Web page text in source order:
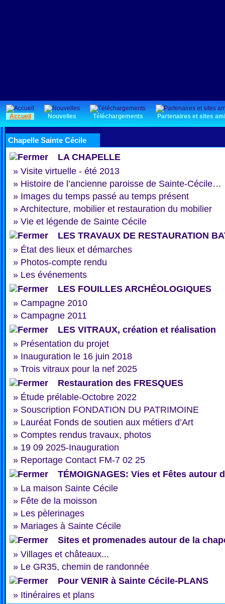
Accueil Nouvelles Téléchargements Partenaires et sites
Chapelle Sainte Cécile
LA CHAPELLE
» Visite virtuelle - été 2013
» Histoire de l’ancienne paroisse de Sainte-Cécile…
» Images du temps passé au temps présent
» Architecture, mobilier et restauration du mobilier
» Vie et légende de Sainte Cécile
LES TRAVAUX DE RESTAURATION
» État des lieux et démarches
» Photos-compte rendu
» Les événements
LES FOUILLES ARCHÉOLOGIQUES
» Campagne 2010
» Campagne 2011
LES VITRAUX, création et réalisation
» Présentation du projet
» Inauguration le 16 juin 2018
» Trois vitraux pour la nef 2025
Restauration des FRESQUES
» Étude prélable-Octobre 2022
» Souscription FONDATION DU PATRIMOINE
» Lauréat Fonds de soutien aux métiers d’Art
» Comptes rendus travaux, photos
» 19 09 2025-Inauguration
» Reportage Contact FM-7 02 25
TÉMOIGNAGES: Vies et Fêtes autour
» La maison Sainte Cécile
» Fête de la moisson
» Les pèlerinages
» Mariages à Sainte Cécile
Sites et promenades autour de la
» Villages et châteaux...
» Le GR35, chemin de randonnée
Pour VENIR à Sainte Cécile-PLANS
» Itinéraires et plans